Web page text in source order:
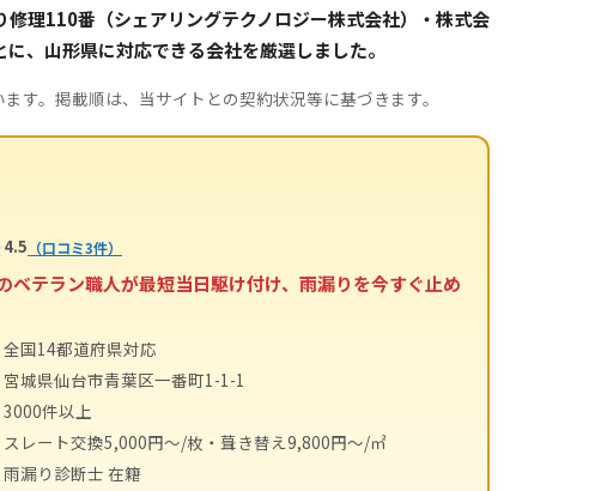
理110番（シェアリングテクノロジー株式会社）・株式会
、山形県に対応できる会社を厳選しました。
。掲載順は、当サイトとの契約状況等に基づきます。
4.5 （口コミ3件）
ベテラン職人が最短当日駆け付け、雨漏りを今すぐ止め
全国14都道府県対応
宮城県仙台市青葉区一番町1-1-1
3000件以上
スレート交換5,000円〜/枚・葺き替え9,800円〜/㎡
雨漏り診断士 在籍